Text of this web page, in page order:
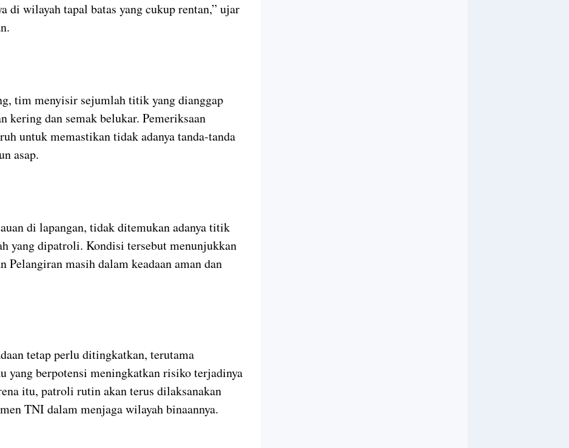
di wilayah tapal batas yang cukup rentan,” ujar
tim menyisir sejumlah titik yang dianggap
kering dan semak belukar. Pemeriksaan
untuk memastikan tidak adanya tanda-tanda
asap.
di lapangan, tidak ditemukan adanya titik
yang dipatroli. Kondisi tersebut menunjukkan
Pelangiran masih dalam keadaan aman dan
tetap perlu ditingkatkan, terutama
yang berpotensi meningkatkan risiko terjadinya
itu, patroli rutin akan terus dilaksanakan
TNI dalam menjaga wilayah binaannya.